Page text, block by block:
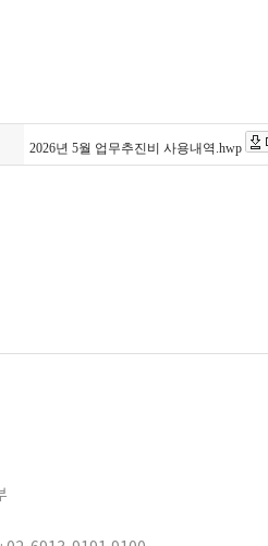
2026년 5월 업무추진비 사용내역.hwp